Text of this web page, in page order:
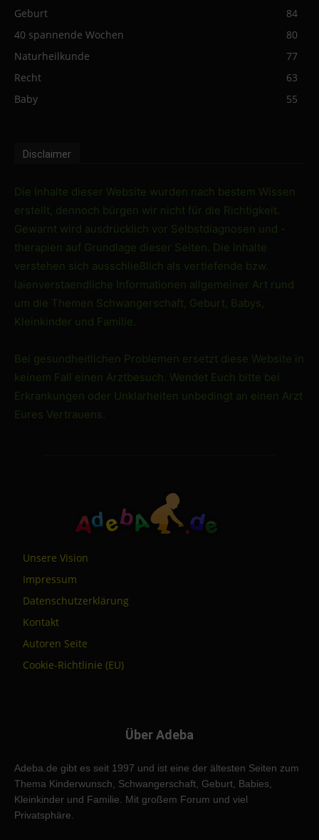
Geburt
84
40 spannende Wochen
80
Naturheilkunde
77
Recht
63
Baby
55
Disclaimer
Die Inhalte dieser Website wurden nach bestem Wissen
erstellt, dennoch bürgen wir nicht für die Richtigkeit.
Gewarnt wird ausdrücklich vor Selbstdiagnosen und -
therapien auf Grundlage dieser Seiten. Die Inhalte
verstehen sich ausschließlich als vertiefende bzw.
laienverstaendliche Informationen allgemeiner Art rund
um die Themen Schwangerschaft, Geburt, Babys,
Kleinkinder und Familie.
Bei gesundheitlichen Problemen ersetzt diese Website in
keinem Fall einen Arztbesuch. Wendet Euch bitte bei
Erkrankungen oder Unklarheiten unbedingt an einen Arzt
Eures Vertrauens.
Unsere Vision
Impressum
Datenschutzerklärung
Kontakt
Autoren Seite
Cookie-Richtlinie (EU)
Über Adeba
Adeba.de gibt es seit 1997 und ist eine der ältesten Seiten zum
Thema Kinderwunsch, Schwangerschaft, Geburt, Babies,
Kleinkinder und Familie. Mit großem Forum und viel
Privatsphäre.